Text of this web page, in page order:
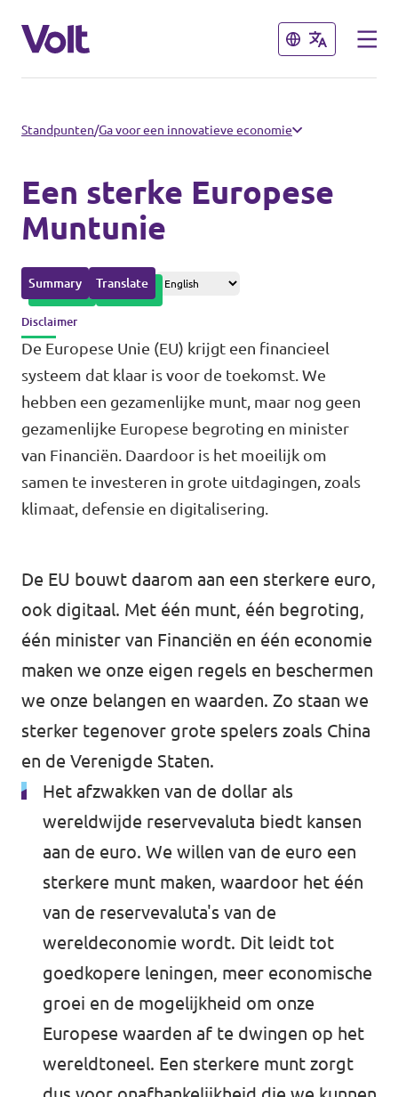
Sluiten
Afdelingen in de gemeenten
Volt Amsterdam
Volt Arnhem
...alle Volt gemeenten
Afdelingen in de provincies
Volt Drenthe
Volt Fryslân
Volt Provincie Utrecht
Sluiten
Standpunten
Over Volt
Mensen
Nieuws
Agenda
Word lid
Word actief
Doneer
Werken bij Volt
Contact
Sprekersaanvraag
Volt There - Buitenlandstichting Volt
Charge - Wetenschappelijk Platform Volt
Standpunten/Ga voor een innovatieve economie
Een sterke Europese
Muntunie
Summary Translate
Disclaimer
De Europese Unie (EU) krijgt een financieel
systeem dat klaar is voor de toekomst. We
hebben een gezamenlijke munt, maar nog geen
gezamenlijke Europese begroting en minister
van Financiën. Daardoor is het moeilijk om
samen te investeren in grote uitdagingen, zoals
klimaat, defensie en digitalisering.
De EU bouwt daarom aan een sterkere euro,
ook digitaal. Met één munt, één begroting,
één minister van Financiën en één economie
maken we onze eigen regels en beschermen
we onze belangen en waarden. Zo staan we
sterker tegenover grote spelers zoals China
en de Verenigde Staten.
Het afzwakken van de dollar als
wereldwijde reservevaluta biedt kansen
aan de euro. We willen van de euro een
sterkere munt maken, waardoor het één
van de reservevaluta's van de
wereldeconomie wordt. Dit leidt tot
goedkopere leningen, meer economische
groei en de mogelijkheid om onze
Europese waarden af te dwingen op het
wereldtoneel. Een sterkere munt zorgt